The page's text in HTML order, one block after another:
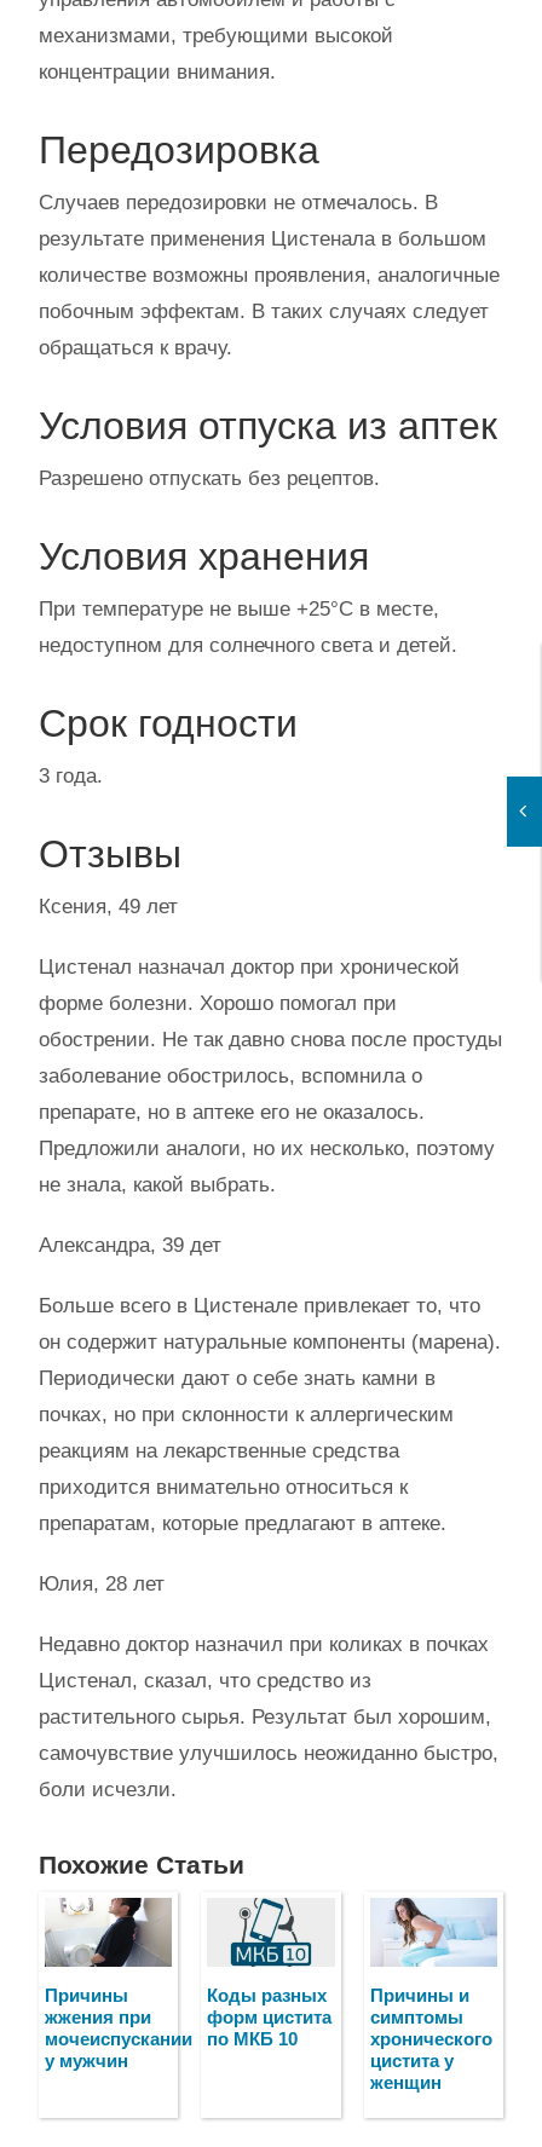
механизмами, требующими высокой
концентрации внимания.
Передозировка
Случаев передозировки не отмечалось. В
результате применения Цистенала в большом
количестве возможны проявления, аналогичные
побочным эффектам. В таких случаях следует
обращаться к врачу.
Условия отпуска из аптек
Разрешено отпускать без рецептов.
Условия хранения
При температуре не выше +25°С в месте,
недоступном для солнечного света и детей.
Срок годности
3 года.
Отзывы
Ксения, 49 лет
Цистенал назначал доктор при хронической
форме болезни. Хорошо помогал при
обострении. Не так давно снова после простуды
заболевание обострилось, вспомнила о
препарате, но в аптеке его не оказалось.
Предложили аналоги, но их несколько, поэтому
не знала, какой выбрать.
Александра, 39 дет
Больше всего в Цистенале привлекает то, что
он содержит натуральные компоненты (марена).
Периодически дают о себе знать камни в
почках, но при склонности к аллергическим
реакциям на лекарственные средства
приходится внимательно относиться к
препаратам, которые предлагают в аптеке.
Юлия, 28 лет
Недавно доктор назначил при коликах в почках
Цистенал, сказал, что средство из
растительного сырья. Результат был хорошим,
самочувствие улучшилось неожиданно быстро,
боли исчезли.
Похожие Статьи
Причины
жжения при
мочеиспускании
у мужчин
Коды разных
форм цистита
по МКБ 10
Причины и
симптомы
хронического
цистита у
женщин